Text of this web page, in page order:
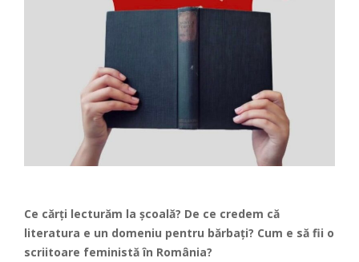
Ce cărți lecturăm la școală? De ce credem că
literatura e un domeniu pentru bărbați? Cum e să fii o
scriitoare feministă în România?